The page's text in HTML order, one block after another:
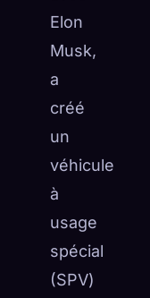
Elon
Musk,
a
créé
un
véhicule
à
usage
spécial
(SPV)